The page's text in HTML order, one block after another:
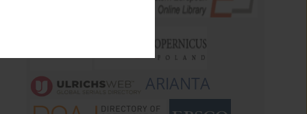
ARIANTA